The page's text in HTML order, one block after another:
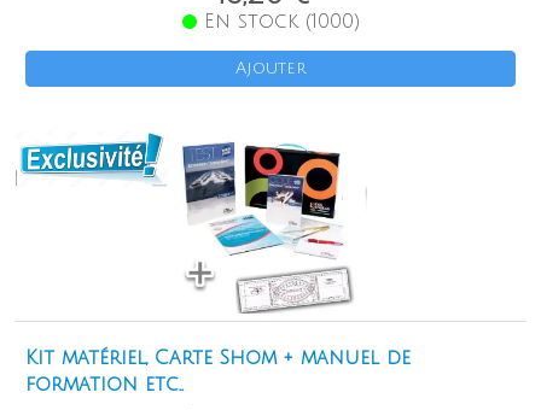
En stock (1000)
Ajouter
Kit matériel, Carte Shom + manuel de
formation etc..